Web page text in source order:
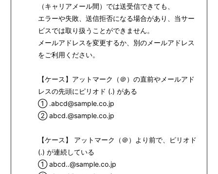
（キャリアメール間）では送受信できても、
エラーや失敗、送信拒否になる場合があり、当サー
ビスでは取り扱うことができません。
メールアドレスを変更するか、別のメールアドレス
をご利用ください。
【ケース】アットマーク（＠）の直前やメールアド
レスの先頭にピリオド (.) がある
① .abcd@sample.co.jp
② abcd.@sample.co.jp
【ケース】 アットマーク（＠）より前で、ピリオド
(.) が連続している
① abcd..@sample.co.jp